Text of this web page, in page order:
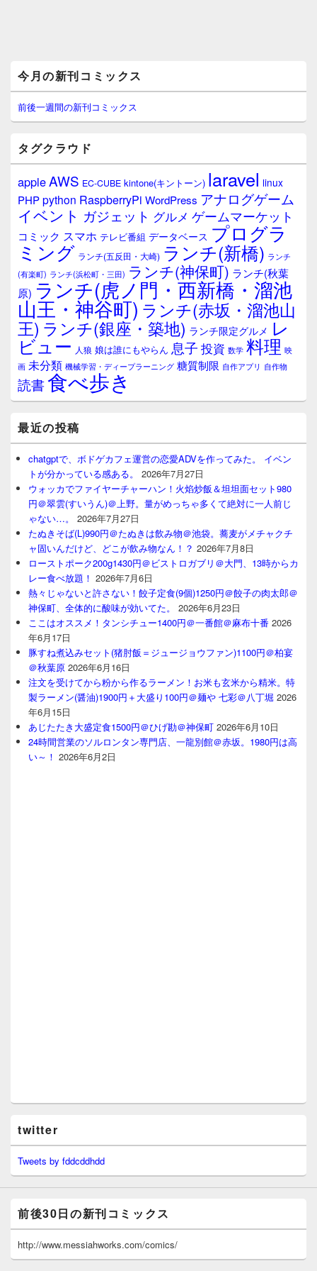
イ
ン
サ
イ
ウ
ィ
ジ
ェ
ア
今月の新刊コミックス
前後一週間の新刊コミックス
タグクラウド
appleAWS EC-CUBE kintone(キントーン) laravel linux
PHPpython RaspberryPi WordPress アナログゲーム
イベント ガジェット グルメ ゲームマーケット
コミック スマホ テレビ番組 データベース プログラ
ミング ランチ(五反田・大崎) ランチ(新橋) ランチ
(有楽町) ランチ(浜松町・三田) ランチ(神保町) ランチ(秋葉
原) ランチ(虎ノ門・西新橋・溜池
山王・神谷町) ランチ(赤坂・溜池山
王) ランチ(銀座・築地) ランチ限定グルメ レ
ビュー 人狼 娘は誰にもやらん 息子 投資 数学 料理 映
画 未分類 機械学習・ディープラーニング 糖質制限 自作アプリ 自作物
読書食べ歩き
最近の投稿
chatgptで、ボドゲカフェ運営の恋愛ADVを作ってみた。 イベン
トが分かっている感ある。
2026年7月27日
ウォッカでファイヤーチャーハン！火焰炒飯＆坦坦面セット980
円＠翠雲(すいうん)＠上野。量がめっちゃ多くて絶対に一人前じ
ゃない…。
2026年7月27日
たぬきそば(L)990円＠たぬきは飲み物＠池袋。蕎麦がメチャクチ
ャ固いんだけど、どこが飲み物なん！？ 2026年7月8日
ローストポーク200g1430円＠ビストロガブリ＠大門、13時からカ
レー食べ放題！ 2026年7月6日
熱々じゃないと許さない！餃子定食(9個)1250円＠餃子の肉太郎＠
神保町、全体的に酸味が効いてた。
2026年6月23日
ここはオススメ！タンシチュー1400円＠一番館＠麻布十番 2026
年6月17日
豚すね煮込みセット(猪肘飯＝ジュージョウファン)1100円＠柏宴
＠秋葉原 2026年6月16日
注文を受けてから粉から作るラーメン！お米も玄米から精米。特
製ラーメン(醤油)1900円＋大盛り100円＠麺や 七彩＠八丁堀 2026
年6月15日
あじたたき大盛定食1500円＠ひげ勘＠神保町 2026年6月10日
24時間営業のソルロンタン専門店、一龍別館＠赤坂。1980円は高
い～！ 2026年6月2日
twitter
Tweets by fddcddhdd
前後30日の新刊コミックス
http://www.messiahworks.com/comics/